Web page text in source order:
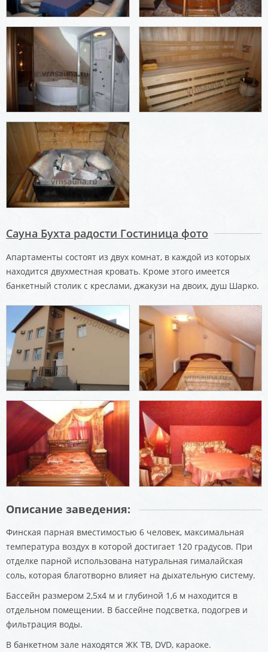
Сауна Бухта радости Гостиница фото
Апартаменты состоят из двух комнат, в каждой из которых
находится двухместная кровать. Кроме этого имеется
банкетный столик с креслами, джакузи на двоих, душ Шарко.
Описание заведения:
Финская парная вместимостью 6 человек, максимальная
температура воздух в которой достигает 120 градусов. При
отделке парной использована натуральная гималайская
соль, которая благотворно влияет на дыхательную систему.
Бассейн размером 2,5х4 м и глубиной 1,6 м находится в
отдельном помещении. В бассейне подсветка, подогрев и
фильтрация воды.
В банкетном зале находятся ЖК ТВ, DVD, караоке.